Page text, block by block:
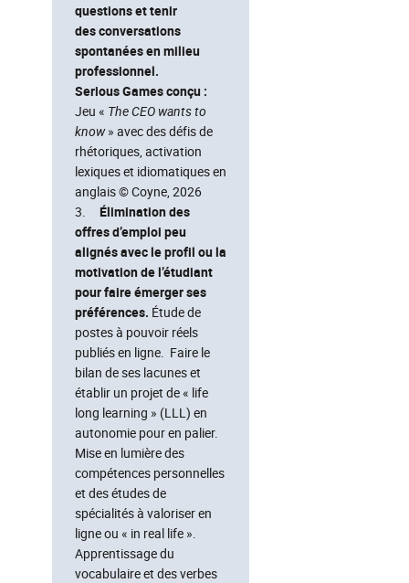
questions et tenir
des conversations
spontanées en milieu
professionnel.
Serious Games conçu :
Jeu « The CEO wants to
know» avec des défis de
rhétoriques, activation
lexiques et idiomatiques en
anglais © Coyne, 2026
3. Élimination des
offres d’emploi peu
alignés avec le profil ou la
motivation de l’étudiant
pour faire émerger ses
préférences. Étude de
postes à pouvoir réels
publiés en ligne. Faire le
bilan de ses lacunes et
établir un projet de « life
long learning » (LLL) en
autonomie pour en palier.
Mise en lumière des
compétences personnelles
et des études de
spécialités à valoriser en
ligne ou « in real life ».
Apprentissage du
vocabulaire et des verbes